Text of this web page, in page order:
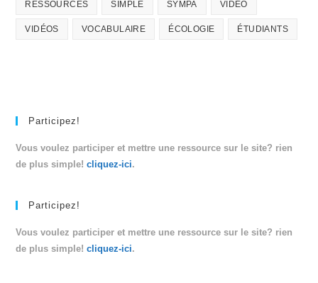
RESSOURCES SIMPLE SYMPA VIDÉO
VIDÉOS VOCABULAIRE ÉCOLOGIE ÉTUDIANTS
Participez!
Vous voulez participer et mettre une ressource sur le site? rien
de plus simple!cliquez-ici.
Participez!
Vous voulez participer et mettre une ressource sur le site? rien
de plus simple!cliquez-ici.